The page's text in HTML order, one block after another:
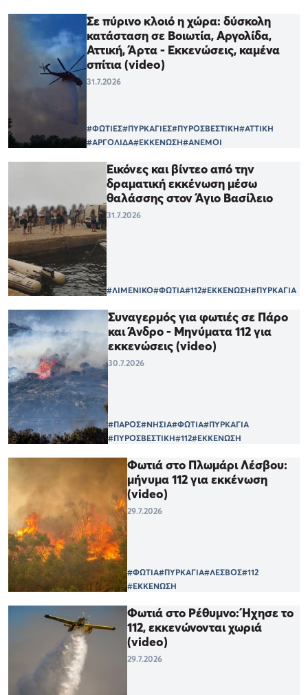
Σε πύρινο κλοιό η χώρα: δύσκολη
κατάσταση σε Βοιωτία, Αργολίδα,
Αττική, Άρτα - Εκκενώσεις, καμένα
σπίτια (video)
31.7.2026
#ΦΩΤΙΕΣ#ΠΥΡΚΑΓΙΕΣ#ΠΥΡΟΣΒΕΣΤΙΚΗ#ΑΤΤΙΚΗ
#ΑΡΓΟΛΙΔΑ#ΕΚΚΕΝΩΣΗ#ΑΝΕΜΟΙ
Εικόνες και βίντεο από την
δραματική εκκένωση μέσω
θαλάσσης στον Άγιο Βασίλειο
31.7.2026
#ΛΙΜΕΝΙΚΟ#ΦΩΤΙΑ#112#ΕΚΚΕΝΩΣΗ#ΠΥΡΚΑΓΙΑ
Συναγερμός για φωτιές σε Πάρο
και Άνδρο - Μηνύματα 112 για
εκκενώσεις (video)
30.7.2026
#ΠΑΡΟΣ#ΝΗΣΙΑ#ΦΩΤΙΑ#ΠΥΡΚΑΓΙΑ
#ΠΥΡΟΣΒΕΣΤΙΚΗ#112#ΕΚΚΕΝΩΣΗ
Φωτιά στο Πλωμάρι Λέσβου:
μήνυμα 112 για εκκένωση
(video)
29.7.2026
#ΦΩΤΙΑ#ΠΥΡΚΑΓΙΑ#ΛΕΣΒΟΣ#112
#ΕΚΚΕΝΩΣΗ
Φωτιά στο Ρέθυμνο: Ήχησε το
112, εκκενώνονται χωριά
(video)
29.7.2026